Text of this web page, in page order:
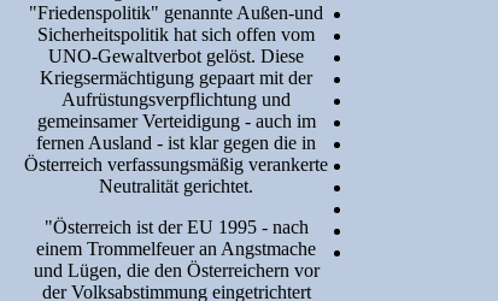
"Friedenspolitik" genannte Außen-und
Sicherheitspolitik hat sich offen vom
UNO-Gewaltverbot gelöst. Diese
Kriegsermächtigung gepaart mit der
Aufrüstungsverpflichtung und
gemeinsamer Verteidigung - auch im
fernen Ausland - ist klar gegen die in
Österreich verfassungsmäßig verankerte
Neutralität gerichtet.
"Österreich ist der EU 1995 - nach
einem Trommelfeuer an Angstmache
und Lügen, die den Österreichern vor
der Volksabstimmung eingetrichtert